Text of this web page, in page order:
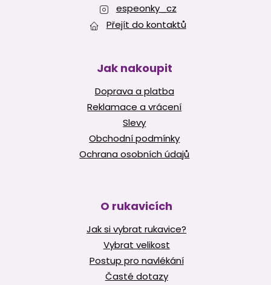
espeonky_cz
Přejít do kontaktů
Jak nakoupit
Doprava a platba
Reklamace a vrácení
Slevy
Obchodní podmínky
Ochrana osobních údajů
O rukavicích
Jak si vybrat rukavice?
Vybrat velikost
Postup pro navlékání
Časté dotazy